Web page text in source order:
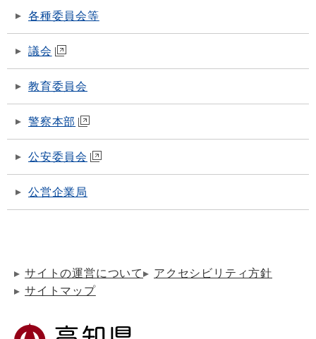
各種委員会等
議会
教育委員会
警察本部
公安委員会
公営企業局
サイトの運営について
アクセシビリティ方針
サイトマップ